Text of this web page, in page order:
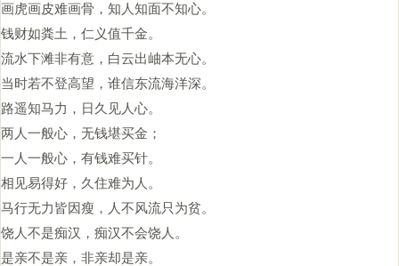
画虎画皮难画骨，知人知面不知心。
钱财如粪土，仁义值千金。
流水下滩非有意，白云出岫本无心。
当时若不登高望，谁信东流海洋深。
路遥知马力，日久见人心。
两人一般心，无钱堪买金；
一人一般心，有钱难买针。
相见易得好，久住难为人。
马行无力皆因瘦，人不风流只为贫。
饶人不是痴汉，痴汉不会饶人。
是亲不是亲，非亲却是亲。